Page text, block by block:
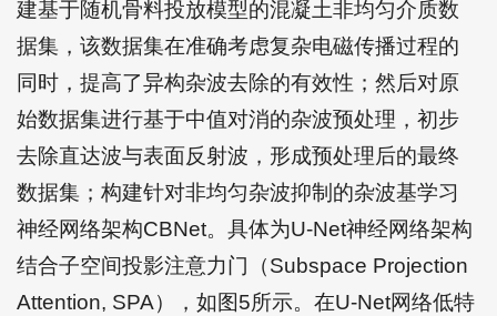
建基于随机骨料投放模型的混凝土非均匀介质数
据集，该数据集在准确考虑复杂电磁传播过程的
同时，提高了异构杂波去除的有效性；然后对原
始数据集进行基于中值对消的杂波预处理，初步
去除直达波与表面反射波，形成预处理后的最终
数据集；构建针对非均匀杂波抑制的杂波基学习
神经网络架构CBNet。具体为U-Net神经网络架构
结合子空间投影注意力门（Subspace Projection
Attention, SPA），如图5所示。在U-Net网络低特